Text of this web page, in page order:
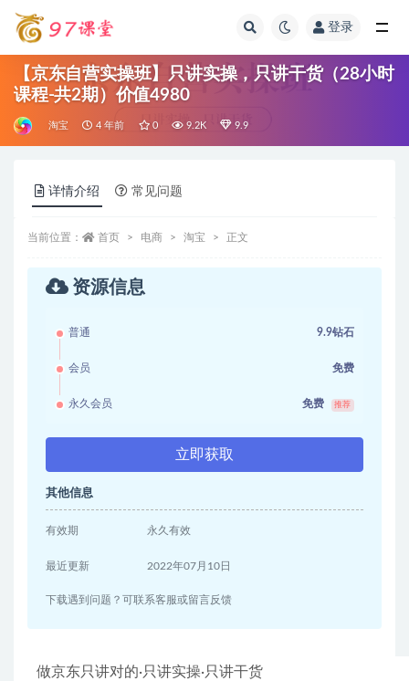
登录
【京东自营实操班】只讲实操，只讲干货（28小时
课程-共2期）价值4980
淘宝 4 年前 0 9.2K 9.9
详情介绍 常见问题
当前位置： 首页 电商 淘宝 正文
资源信息
普通 9.9钻石
会员 免费
永久会员 免费 推荐
立即获取
其他信息
有效期 永久有效
最近更新 2022年07月10日
下载遇到问题？可联系客服或留言反馈
做京东只讲对的·只讲实操·只讲干货